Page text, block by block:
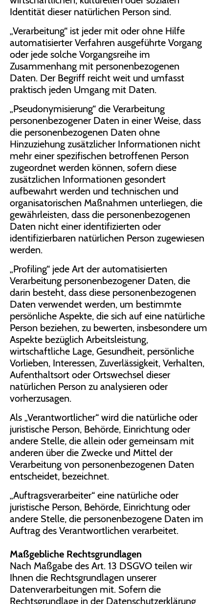
Identität dieser natürlichen Person sind.
„Verarbeitung“ ist jeder mit oder ohne Hilfe
automatisierter Verfahren ausgeführte Vorgang
oder jede solche Vorgangsreihe im
Zusammenhang mit personenbezogenen
Daten. Der Begriff reicht weit und umfasst
praktisch jeden Umgang mit Daten.
„Pseudonymisierung“ die Verarbeitung
personenbezogener Daten in einer Weise, dass
die personenbezogenen Daten ohne
Hinzuziehung zusätzlicher Informationen nicht
mehr einer spezifischen betroffenen Person
zugeordnet werden können, sofern diese
zusätzlichen Informationen gesondert
aufbewahrt werden und technischen und
organisatorischen Maßnahmen unterliegen, die
gewährleisten, dass die personenbezogenen
Daten nicht einer identifizierten oder
identifizierbaren natürlichen Person zugewiesen
werden.
„Profiling“ jede Art der automatisierten
Verarbeitung personenbezogener Daten, die
darin besteht, dass diese personenbezogenen
Daten verwendet werden, um bestimmte
persönliche Aspekte, die sich auf eine natürliche
Person beziehen, zu bewerten, insbesondere um
Aspekte bezüglich Arbeitsleistung,
wirtschaftliche Lage, Gesundheit, persönliche
Vorlieben, Interessen, Zuverlässigkeit, Verhalten,
Aufenthaltsort oder Ortswechsel dieser
natürlichen Person zu analysieren oder
vorherzusagen.
Als „Verantwortlicher“ wird die natürliche oder
juristische Person, Behörde, Einrichtung oder
andere Stelle, die allein oder gemeinsam mit
anderen über die Zwecke und Mittel der
Verarbeitung von personenbezogenen Daten
entscheidet, bezeichnet.
„Auftragsverarbeiter“ eine natürliche oder
juristische Person, Behörde, Einrichtung oder
andere Stelle, die personenbezogene Daten im
Auftrag des Verantwortlichen verarbeitet.
Maßgebliche Rechtsgrundlagen
Nach Maßgabe des Art. 13 DSGVO teilen wir
Ihnen die Rechtsgrundlagen unserer
Datenverarbeitungen mit. Sofern die
Rechtsgrundlage in der Datenschutzerklärung